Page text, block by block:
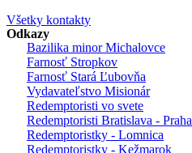
Všetky kontakty
Odkazy
Bazilika minor Michalovce
Farnosť Stropkov
Farnosť Stará Ľubovňa
Vydavateľstvo Misionár
Redemptoristi vo svete
Redemptoristi Bratislava - Praha
Redemptoristky - Lomnica
Redemptoristky - Kežmarok